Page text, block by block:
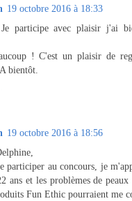
19 octobre 2016 à 18:33
participe avec plaisir j'ai
! C'est un plaisir de
bientôt.
19 octobre 2016 à 18:56
participer au concours, je
ans et les problèmes de
Fun Ethic pourraient me